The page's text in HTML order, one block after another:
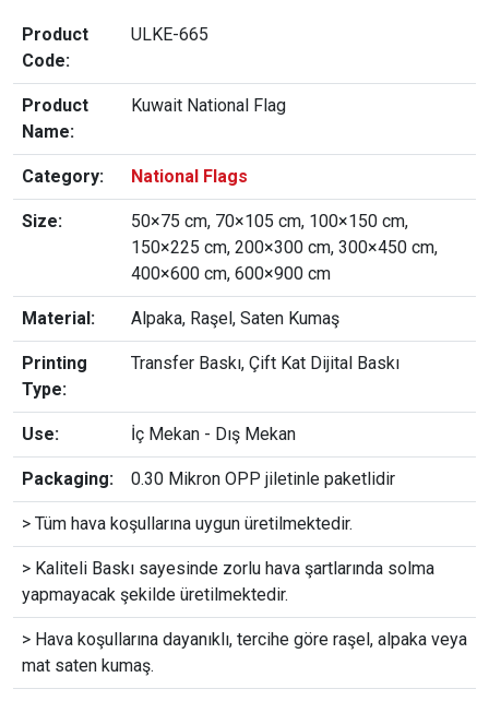
Product
Code:
ULKE-665
Product
Name:
Kuwait National Flag
Category: National Flags
Size:
50×75 cm, 70×105 cm, 100×150 cm,
150×225 cm, 200×300 cm, 300×450 cm,
400×600 cm, 600×900 cm
Material: Alpaka, Raşel, Saten Kumaş
Printing
Type:
Transfer Baskı, Çift Kat Dijital Baskı
Use: İç Mekan - Dış Mekan
Packaging: 0.30 Mikron OPP jiletinle paketlidir
> Tüm hava koşullarına uygun üretilmektedir.
> Kaliteli Baskı sayesinde zorlu hava şartlarında solma
yapmayacak şekilde üretilmektedir.
> Hava koşullarına dayanıklı, tercihe göre raşel, alpaka veya
mat saten kumaş.